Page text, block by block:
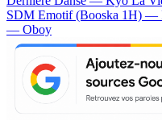
SDM Emotif (Booska 1H) —
— Oboy